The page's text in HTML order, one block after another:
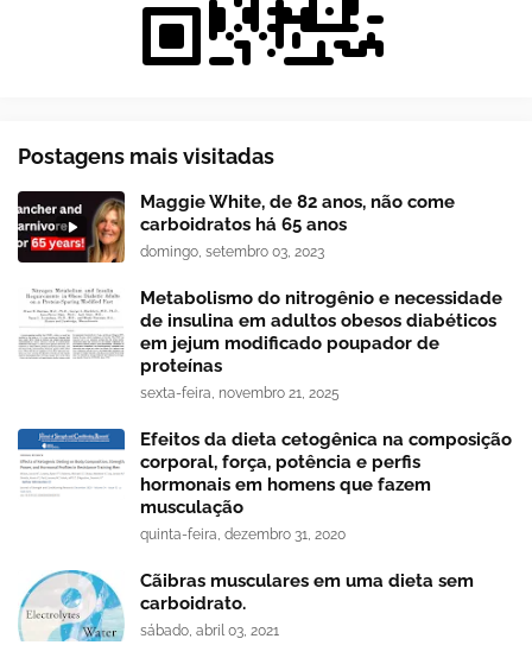
Postagens mais visitadas
Maggie White, de 82 anos, não come
carboidratos há 65 anos
domingo, setembro 03, 2023
Metabolismo do nitrogênio e necessidade
de insulina em adultos obesos diabéticos
em jejum modificado poupador de
proteínas
sexta-feira, novembro 21, 2025
Efeitos da dieta cetogênica na composição
corporal, força, potência e perfis
hormonais em homens que fazem
musculação
quinta-feira, dezembro 31, 2020
Cãibras musculares em uma dieta sem
carboidrato.
sábado, abril 03, 2021